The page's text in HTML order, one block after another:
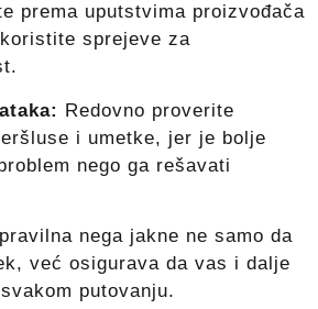
prema uputstvima proizvođača
sprejeve za
Redovno proverite
i umetke, jer je bolje
nego ga rešavati
nega jakne ne samo da
već osigurava da vas i dalje
putovanju.